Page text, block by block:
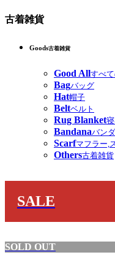
古着雑貨
Goods古着雑貨
Good Allすべ
Bagバッグ
Hat帽子
Beltベルト
Rug Blanket
Bandanaバン
Scarfマフラー,
Others古着雑貨
SALE
SOLD OUT